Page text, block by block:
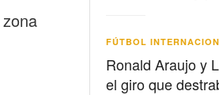
FÚTBOL
Ronald Araujo y
el giro que